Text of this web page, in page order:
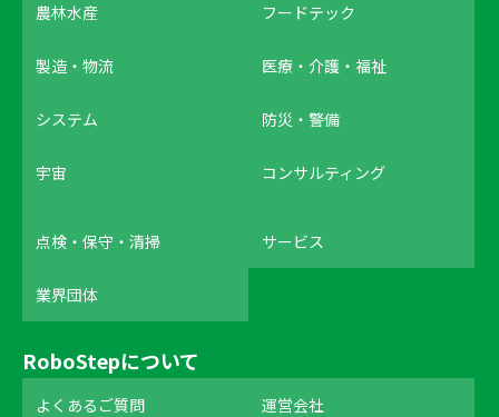
農林水産 フードテック
製造・物流 医療・介護・福祉
システム 防災・警備
宇宙 コンサルティング
点検・保守・清掃 サービス
業界団体
RoboStepについて
よくあるご質問 運営会社